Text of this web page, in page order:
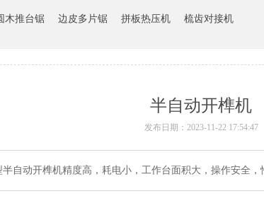
木推台锯 边皮多片锯 拼板热压机 梳齿对接机
半自动开榫机
发布日期：2023-11-22 17:54:47
半自动开榫机精度高，耗电小，工作台面积大，操作安全